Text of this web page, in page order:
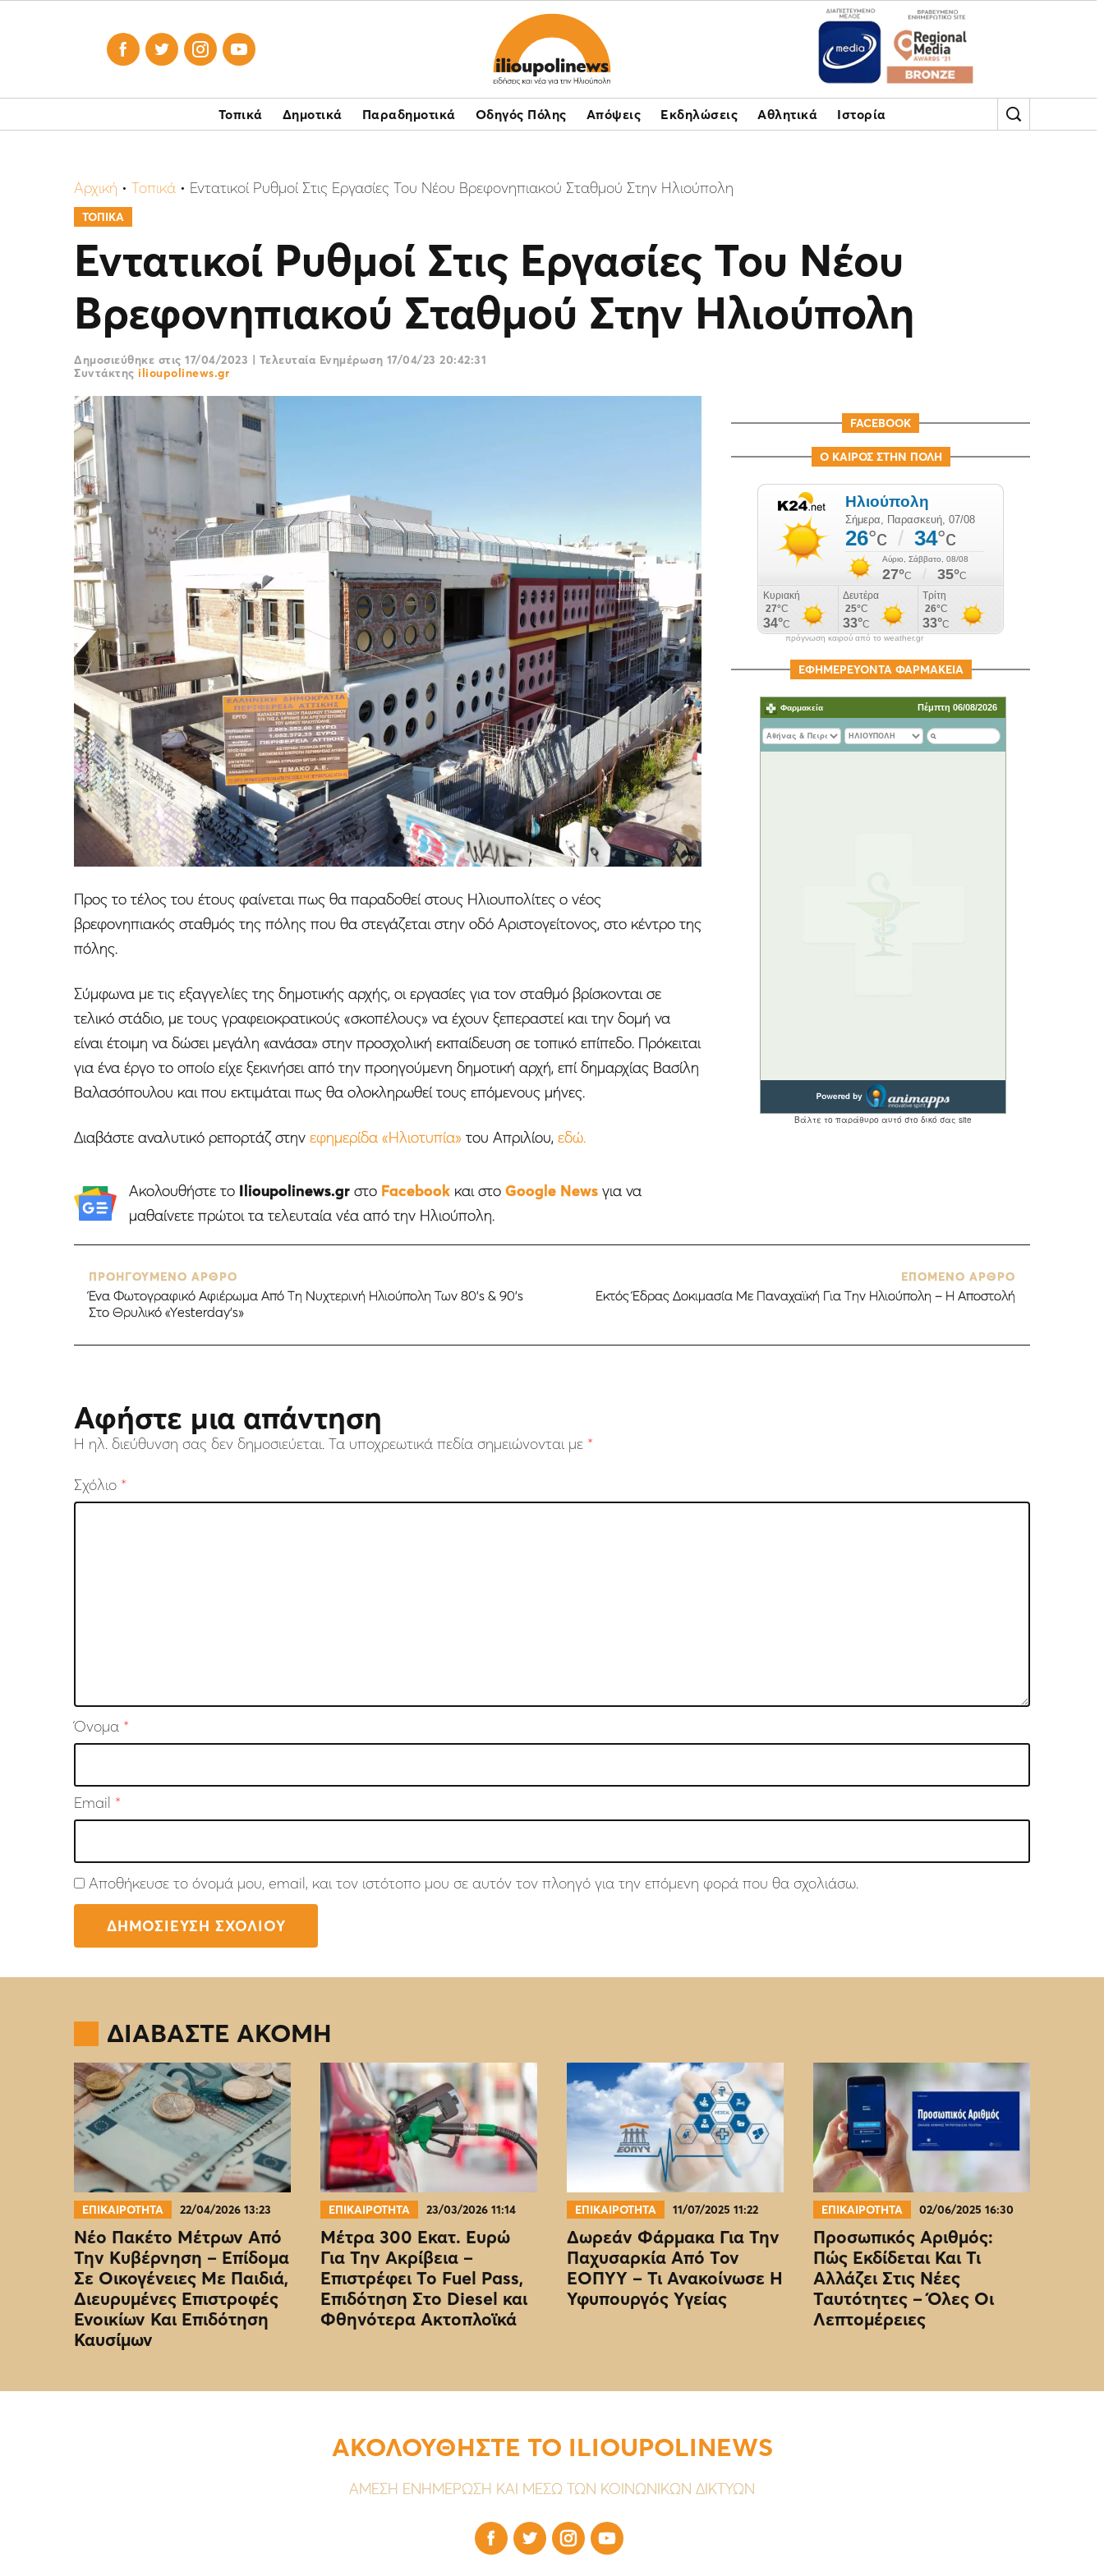
   
Τοπικά Δημοτικά Παραδημοτικά Οδηγός Πόλης Απόψεις Εκδηλώσεις Αθλητικά Ιστορία
Αρχική • Τοπικά • Εντατικοί Ρυθμοί Στις Εργασίες Του Νέου Βρεφονηπιακού Σταθμού Στην Ηλιούπολη
ΤΟΠΙΚΑ
Εντατικοί Ρυθμοί Στις Εργασίες Του Νέου
Βρεφονηπιακού Σταθμού Στην Ηλιούπολη
Δημοσιεύθηκε στις 17/04/2023 | Τελευταία Ενημέρωση 17/04/23 20:42:31
Συντάκτης ilioupolinews.gr
Προς το τέλος του έτους φαίνεται πως θα παραδοθεί στους Ηλιουπολίτες ο νέος
βρεφονηπιακός σταθμός της πόλης που θα στεγάζεται στην οδό Αριστογείτονος, στο κέντρο της
πόλης.
Σύμφωνα με τις εξαγγελίες της δημοτικής αρχής, οι εργασίες για τον σταθμό βρίσκονται σε
τελικό στάδιο, με τους γραφειοκρατικούς «σκοπέλους» να έχουν ξεπεραστεί και την δομή να
είναι έτοιμη να δώσει μεγάλη «ανάσα» στην προσχολική εκπαίδευση σε τοπικό επίπεδο. Πρόκειται
για ένα έργο το οποίο είχε ξεκινήσει από την προηγούμενη δημοτική αρχή, επί δημαρχίας Βασίλη
Βαλασόπουλου και που εκτιμάται πως θα ολοκληρωθεί τους επόμενους μήνες.
Διαβάστε αναλυτικό ρεπορτάζ στην εφημερίδα «Ηλιοτυπία» του Απριλίου, εδώ.
Ακολουθήστε το Ilioupolinews.grστο Facebookκαι στο Google Newsγια να
μαθαίνετε πρώτοι τα τελευταία νέα από την Ηλιούπολη.
FACEBOOK
Ο ΚΑΙΡΟΣ ΣΤΗΝ ΠΟΛΗ
πρόγνωση καιρού από το weather.gr
ΕΦΗΜΕΡΕΥΟΝΤΑ ΦΑΡΜΑΚΕΙΑ
ΠΡΟΗΓΟΥΜΕΝΟ ΑΡΘΡΟ
Ένα Φωτογραφικό Αφιέρωμα Από Τη Νυχτερινή Ηλιούπολη Των 80’s & 90’s
Στο Θρυλικό «Υesterday’s»
ΕΠΟΜΕΝΟ ΑΡΘΡΟ
Εκτός Έδρας Δοκιμασία Με Παναχαϊκή Για Την Ηλιούπολη – Η Αποστολή
Αφήστε μια απάντηση
Η ηλ. διεύθυνση σας δεν δημοσιεύεται. Τα υποχρεωτικά πεδία σημειώνονται με *
Σχόλιο *
Όνομα *
Email *
Αποθήκευσε το όνομά μου, email, και τον ιστότοπο μου σε αυτόν τον πλοηγό για την επόμενη φορά που θα σχολιάσω.
ΔΙΑΒΑΣΤΕ ΑΚΟΜΗ
ΕΠΙΚΑΙΡΟΤΗΤΑ 22/04/2026 13:23
Νέο Πακέτο Μέτρων Από
Την Κυβέρνηση – Επίδομα
Σε Οικογένειες Με Παιδιά,
Διευρυμένες Επιστροφές
Ενοικίων Και Επιδότηση
Καυσίμων
ΕΠΙΚΑΙΡΟΤΗΤΑ 23/03/2026 11:14
Μέτρα 300 Εκατ. Ευρώ
Για Την Ακρίβεια –
Επιστρέφει Το Fuel Pass,
Επιδότηση Στο Diesel και
Φθηνότερα Ακτοπλοϊκά
ΕΠΙΚΑΙΡΟΤΗΤΑ 11/07/2025 11:22
Δωρεάν Φάρμακα Για Την
Παχυσαρκία Από Τον
EOΠΥΥ – Τι Ανακοίνωσε Η
Υφυπουργός Υγείας
ΕΠΙΚΑΙΡΟΤΗΤΑ 02/06/2025 16:30
Προσωπικός Αριθμός:
Πώς Εκδίδεται Και Τι
Αλλάζει Στις Νέες
Ταυτότητες – Όλες Οι
Λεπτομέρειες
ΑΚΟΛΟΥΘΗΣΤΕ ΤΟ ILIOUPOLINEWS
ΑΜΕΣΗ ΕΝΗΜΕΡΩΣΗ ΚΑΙ ΜΕΣΩ ΤΩΝ ΚΟΙΝΩΝΙΚΩΝ ΔΙΚΤΥΩΝ
   